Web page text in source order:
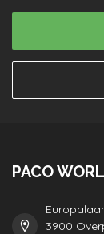
PACO
3900